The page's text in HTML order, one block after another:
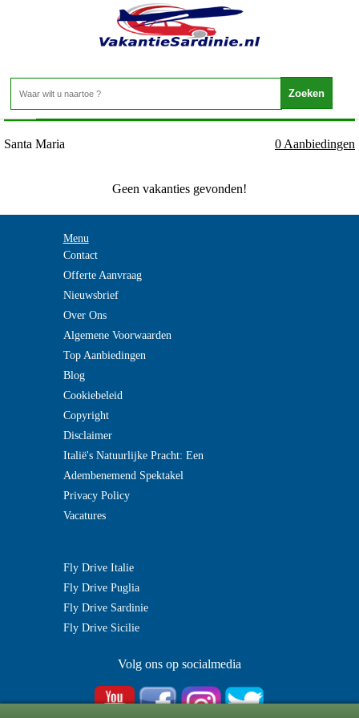
Vakantie Sardinie - CALABRIA - Santa Maria
Home>
Santa Maria 0 Aanbiedingen
Geen vakanties gevonden!
Menu
Contact
Offerte Aanvraag
Nieuwsbrief
Over Ons
Algemene Voorwaarden
Top Aanbiedingen
Blog
Cookiebeleid
Copyright
Disclaimer
Italië's Natuurlijke Pracht: Een
Adembenemend Spektakel
Privacy Policy
Vacatures
Fly Drive Italie
Fly Drive Puglia
Fly Drive Sardinie
Fly Drive Sicilie
Volg ons op socialmedia